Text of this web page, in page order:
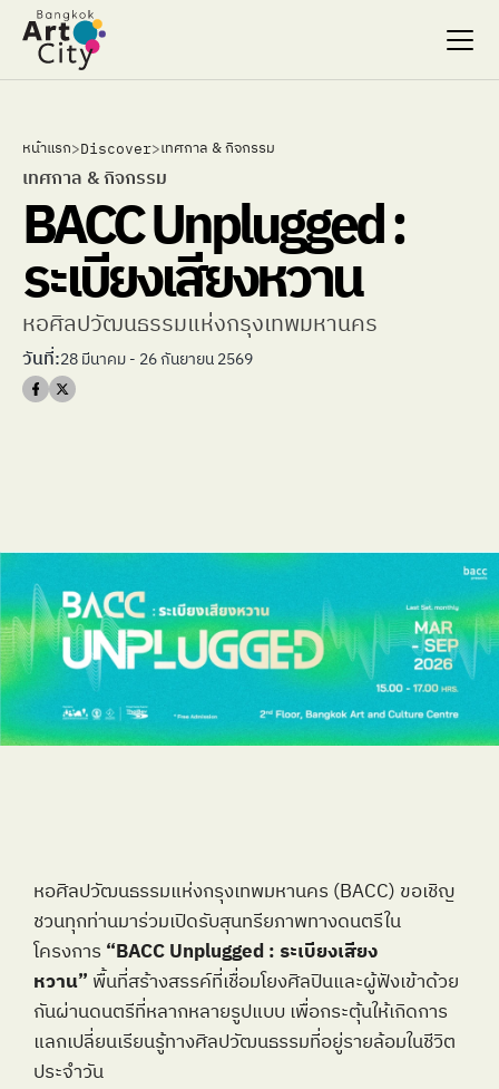
Search…
discover
exhibitions
stages & screenings
festivals & events
BAC Passport
inspiration
Search…
discover
exhibitions
stages & screenings
festivals & events
BAC Passport
inspiration
หน้าแรก>Discover>เทศกาล & กิจกรรม
เทศกาล & กิจกรรม
BACC Unplugged :
ระเบียงเสียงหวาน
หอศิลปวัฒนธรรมแห่งกรุงเทพมหานคร
วันที่:28 มีนาคม - 26 กันยายน 2569
หอศิลปวัฒนธรรมแห่งกรุงเทพมหานคร (BACC) ขอเชิญ
ชวนทุกท่านมาร่วมเปิดรับสุนทรียภาพทางดนตรีใน
โครงการ “BACC Unplugged : ระเบียงเสียง
หวาน” พื้นที่สร้างสรรค์ที่เชื่อมโยงศิลปินและผู้ฟังเข้าด้วย
กันผ่านดนตรีที่หลากหลายรูปแบบ เพื่อกระตุ้นให้เกิดการ
แลกเปลี่ยนเรียนรู้ทางศิลปวัฒนธรรมที่อยู่รายล้อมในชีวิต
ประจำวัน